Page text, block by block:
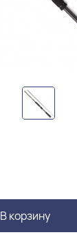
В корзину